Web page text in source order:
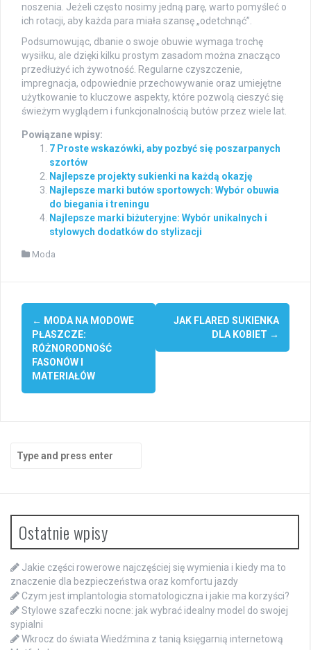
noszenia. Jeżeli często nosimy jedną parę, warto pomyśleć o
ich rotacji, aby każda para miała szansę „odetchnąć”.
Podsumowując, dbanie o swoje obuwie wymaga trochę
wysiłku, ale dzięki kilku prostym zasadom można znacząco
przedłużyć ich żywotność. Regularne czyszczenie,
impregnacja, odpowiednie przechowywanie oraz umiejętne
użytkowanie to kluczowe aspekty, które pozwolą cieszyć się
świeżym wyglądem i funkcjonalnością butów przez wiele lat.
Powiązane wpisy:
7 Proste wskazówki, aby pozbyć się poszarpanych
szortów
Najlepsze projekty sukienki na każdą okazję
Najlepsze marki butów sportowych: Wybór obuwia
do biegania i treningu
Najlepsze marki biżuteryjne: Wybór unikalnych i
stylowych dodatków do stylizacji
Moda
Post
navigation
← MODA NA MODOWE
PŁASZCZE:
RÓŻNORODNOŚĆ
FASONÓW I
MATERIAŁÓW
JAK FLARED SUKIENKA
DLA KOBIET →
Search
for:
Ostatnie wpisy
Jakie części rowerowe najczęściej się wymienia i kiedy ma to
znaczenie dla bezpieczeństwa oraz komfortu jazdy
Czym jest implantologia stomatologiczna i jakie ma korzyści?
Stylowe szafeczki nocne: jak wybrać idealny model do swojej
sypialni
Wkrocz do świata Wiedźmina z tanią księgarnią internetową